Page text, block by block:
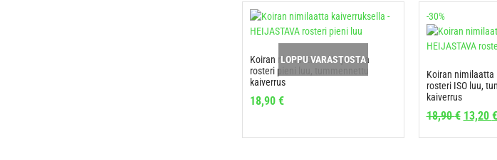
Koiran nimilaatta – Heijastava
rosteri pieni luu, tummennettu
kaiverrus
18,90 €
-30%
Koiran nimilaatta
rosteri ISO luu,
kaiverrus
18,90€ 13,20 €